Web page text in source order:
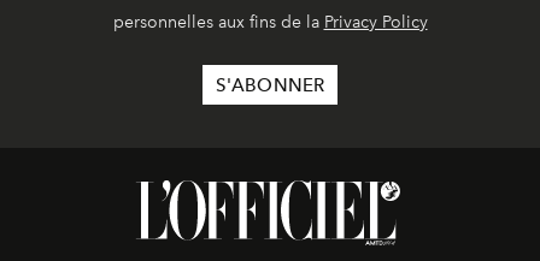
personnelles aux fins de la Privacy Policy